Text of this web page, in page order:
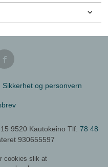
Sikkerhet og personvern
9520 Kautokeino Tlf. 78 48
930655597
cookies slik at